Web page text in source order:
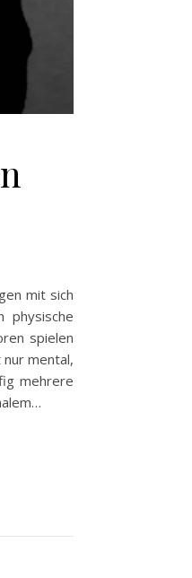
mit sich
physische
spielen
mental,
mehrere